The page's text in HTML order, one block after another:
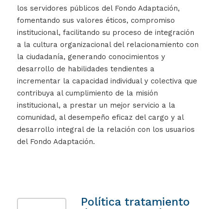
los servidores públicos del Fondo Adaptación,
fomentando sus valores éticos, compromiso
institucional, facilitando su proceso de integración
a la cultura organizacional del relacionamiento con
la ciudadanía, generando conocimientos y
desarrollo de habilidades tendientes a
incrementar la capacidad individual y colectiva que
contribuya al cumplimiento de la misión
institucional, a prestar un mejor servicio a la
comunidad, al desempeño eficaz del cargo y al
desarrollo integral de la relación con los usuarios
del Fondo Adaptación.
Política tratamiento